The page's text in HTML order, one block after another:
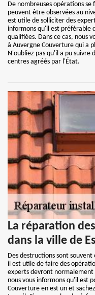
De nombreuses opérations
peuvent être observées au
est utile de solliciter des
informons qu'il est préférable
qualifiées. Dans ce cas, nous
à Auvergne Couverture qui a
N'oubliez pas qu'il a pu suivre
centres agréés par l'État.
La réparation
dans la ville de
Des destructions sont
il est utile de faire des
experts devront normalement
nous vous informons qu'il est
Couverture en est un et